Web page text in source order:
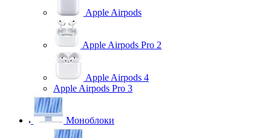
Apple Airpods
Apple Airpods Pro 2
Apple Airpods 4
Apple Airpods Pro 3
Моноблоки